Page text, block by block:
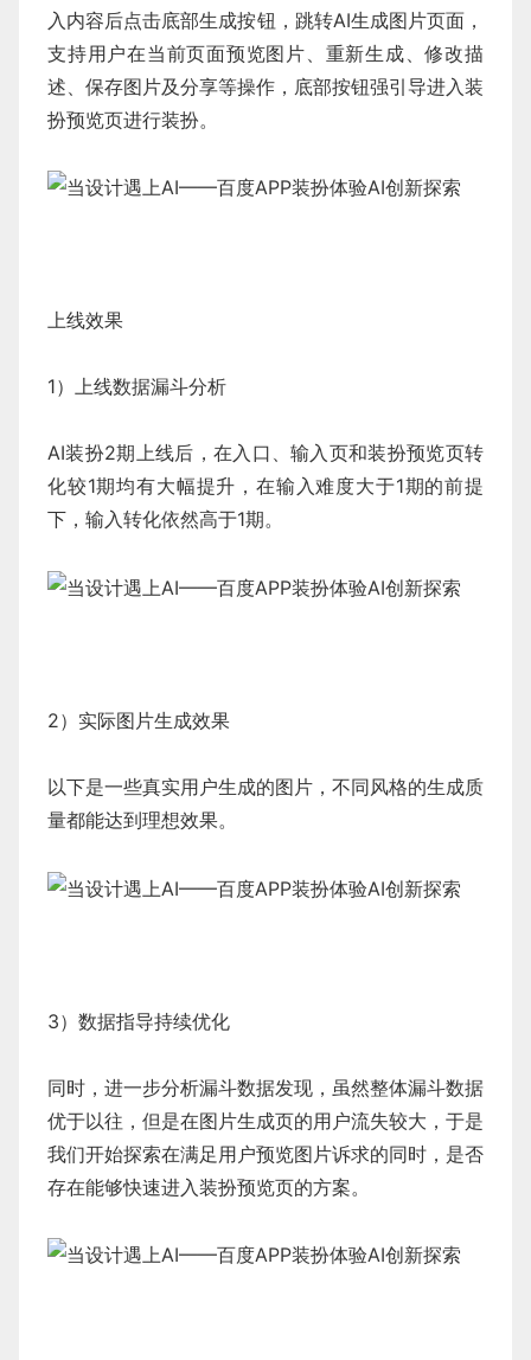
入内容后点击底部生成按钮，跳转AI生成图片页面，
支持用户在当前页面预览图片、重新生成、修改描
述、保存图片及分享等操作，底部按钮强引导进入装
扮预览页进行装扮。
上线效果
1）上线数据漏斗分析
AI装扮2期上线后，在入口、输入页和装扮预览页转
化较1期均有大幅提升，在输入难度大于1期的前提
下，输入转化依然高于1期。
2）实际图片生成效果
以下是一些真实用户生成的图片，不同风格的生成质
量都能达到理想效果。
3）数据指导持续优化
同时，进一步分析漏斗数据发现，虽然整体漏斗数据
优于以往，但是在图片生成页的用户流失较大，于是
我们开始探索在满足用户预览图片诉求的同时，是否
存在能够快速进入装扮预览页的方案。